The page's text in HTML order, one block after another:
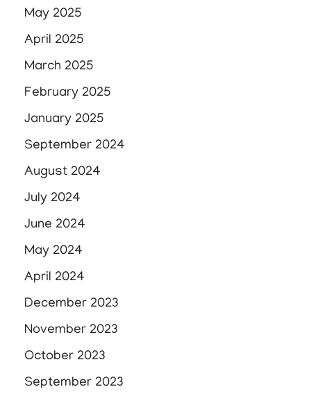
May 2025
April 2025
March 2025
February 2025
January 2025
September 2024
August 2024
July 2024
June 2024
May 2024
April 2024
December 2023
November 2023
October 2023
September 2023